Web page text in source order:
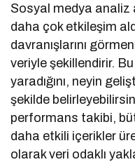
Sosyal medya analiz
daha çok etkileşim
davranışlarını
veriyle şekillendirir.
yaradığını, neyin
şekilde
performans takibi,
daha etkili içerikler
olarak veri odaklı